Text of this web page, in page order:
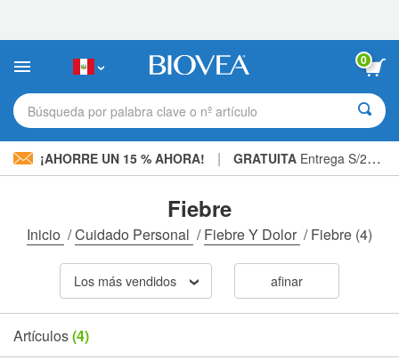
sitio
incluye
sistema
de
0
Búsqueda por palabra clave o nº artículo
¡AHORRE UN 15 % AHORA! | GRATUITA Entrega S/234.00 »
Fiebre
Inicio /Cuidado Personal /Fiebre Y Dolor /Fiebre (4)
Los más vendidos afinar
Artículos(4)